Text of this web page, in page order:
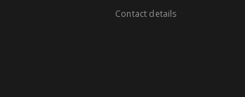
Contact details